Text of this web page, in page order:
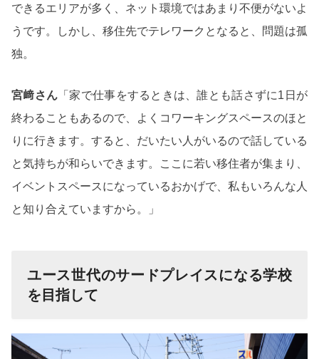
できるエリアが多く、ネット環境ではあまり不便がないよ
うです。しかし、移住先でテレワークとなると、問題は孤
独。
宮﨑さん 「家で仕事をするときは、誰とも話さずに1日が
終わることもあるので、よくコワーキングスペースのほと
りに行きます。すると、だいたい人がいるので話している
と気持ちが和らいできます。ここに若い移住者が集まり、
イベントスペースになっているおかげで、私もいろんな人
と知り合えていますから。」
ユース世代のサードプレイスになる学校
を目指して